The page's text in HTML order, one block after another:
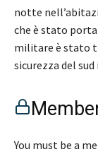
notte
che è stato
militare è stato
sicurezza del
You must be a